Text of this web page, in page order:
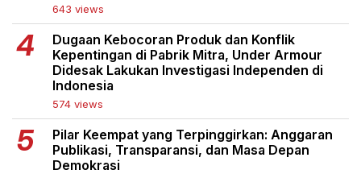
643 views
Dugaan Kebocoran Produk dan Konflik
Kepentingan di Pabrik Mitra, Under Armour
Didesak Lakukan Investigasi Independen di
Indonesia
574 views
Pilar Keempat yang Terpinggirkan: Anggaran
Publikasi, Transparansi, dan Masa Depan
Demokrasi